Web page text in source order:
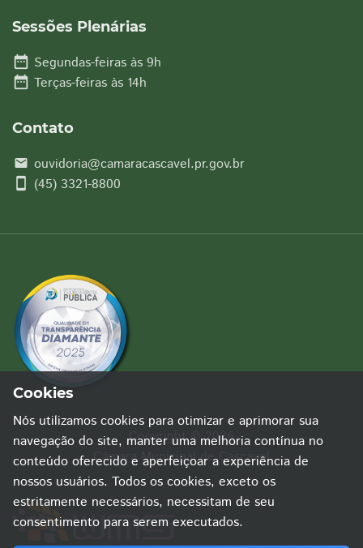
Sessões Plenárias
date_range Segundas-feiras às 9h
date_range Terças-feiras às 14h
Contato
email ouvidoria@camaracascavel.pr.gov.br
smartphone (45) 3321-8800
Copyright © 2026
Câmara Municipal de Cascavel
Cookies
Nós utilizamos cookies para otimizar e aprimorar sua
navegação do site, manter uma melhoria contínua no
conteúdo oferecido e aperfeiçoar a experiência de
nossos usuários. Todos os cookies, exceto os
estritamente necessários, necessitam de seu
consentimento para serem executados.